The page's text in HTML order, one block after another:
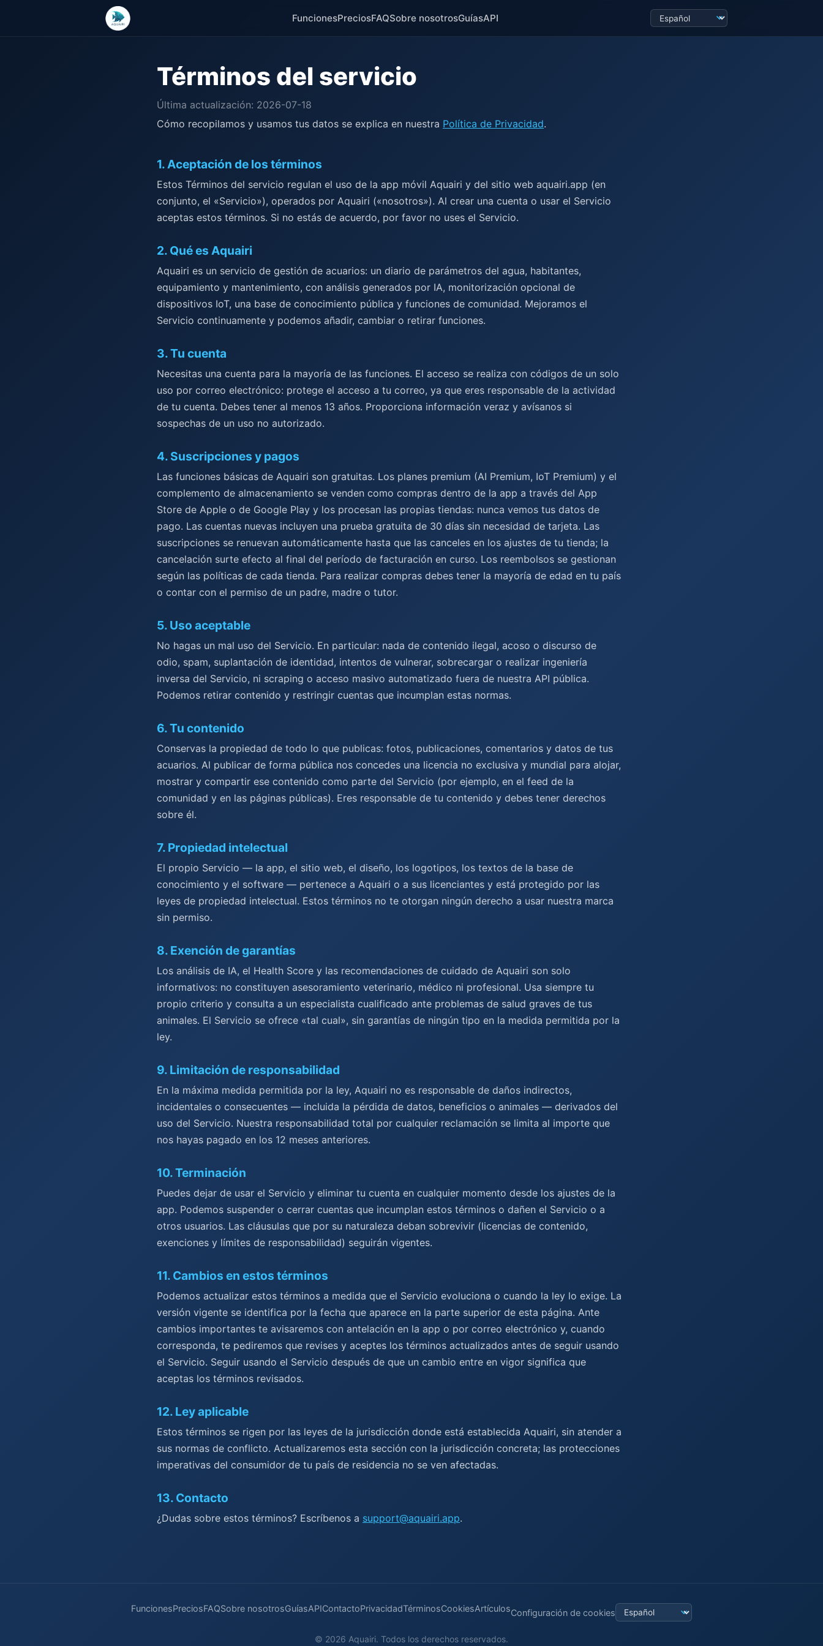
FuncionesPreciosFAQSobre nosotrosGuíasAPI
Términos del servicio
Última actualización: 2026-07-18
Cómo recopilamos y usamos tus datos se explica en nuestra Política de Privacidad.
1.Aceptación de los términos
Estos Términos del servicio regulan el uso de la app móvil Aquairi y del sitio web aquairi.app (en
conjunto, el «Servicio»), operados por Aquairi («nosotros»). Al crear una cuenta o usar el Servicio
aceptas estos términos. Si no estás de acuerdo, por favor no uses el Servicio.
2. Qué es Aquairi
Aquairi es un servicio de gestión de acuarios: un diario de parámetros del agua, habitantes,
equipamiento y mantenimiento, con análisis generados por IA, monitorización opcional de
dispositivos IoT, una base de conocimiento pública y funciones de comunidad. Mejoramos el
Servicio continuamente y podemos añadir, cambiar o retirar funciones.
3.Tu cuenta
Necesitas una cuenta para la mayoría de las funciones. El acceso se realiza con códigos de un solo
uso por correo electrónico: protege el acceso a tu correo, ya que eres responsable de la actividad
de tu cuenta. Debes tener al menos 13 años. Proporciona información veraz y avísanos si
sospechas de un uso no autorizado.
4. Suscripciones y pagos
Las funciones básicas de Aquairi son gratuitas. Los planes premium (AI Premium, IoT Premium) y el
complemento de almacenamiento se venden como compras dentro de la app a través del App
Store de Apple o de Google Play y los procesan las propias tiendas: nunca vemos tus datos de
pago. Las cuentas nuevas incluyen una prueba gratuita de 30 días sin necesidad de tarjeta. Las
suscripciones se renuevan automáticamente hasta que las canceles en los ajustes de tu tienda; la
cancelación surte efecto al final del período de facturación en curso. Los reembolsos se gestionan
según las políticas de cada tienda. Para realizar compras debes tener la mayoría de edad en tu país
o contar con el permiso de un padre, madre o tutor.
5. Uso aceptable
No hagas un mal uso del Servicio. En particular: nada de contenido ilegal, acoso o discurso de
odio, spam, suplantación de identidad, intentos de vulnerar, sobrecargar o realizar ingeniería
inversa del Servicio, ni scraping o acceso masivo automatizado fuera de nuestra API pública.
Podemos retirar contenido y restringir cuentas que incumplan estas normas.
6.Tu contenido
Conservas la propiedad de todo lo que publicas: fotos, publicaciones, comentarios y datos de tus
acuarios. Al publicar de forma pública nos concedes una licencia no exclusiva y mundial para alojar,
mostrar y compartir ese contenido como parte del Servicio (por ejemplo, en el feed de la
comunidad y en las páginas públicas). Eres responsable de tu contenido y debes tener derechos
sobre él.
7. Propiedad intelectual
El propio Servicio — la app, el sitio web, el diseño, los logotipos, los textos de la base de
conocimiento y el software — pertenece a Aquairi o a sus licenciantes y está protegido por las
leyes de propiedad intelectual. Estos términos no te otorgan ningún derecho a usar nuestra marca
sin permiso.
8. Exención de garantías
Los análisis de IA, el Health Score y las recomendaciones de cuidado de Aquairi son solo
informativos: no constituyen asesoramiento veterinario, médico ni profesional. Usa siempre tu
propio criterio y consulta a un especialista cualificado ante problemas de salud graves de tus
animales. El Servicio se ofrece «tal cual», sin garantías de ningún tipo en la medida permitida por la
ley.
9. Limitación de responsabilidad
En la máxima medida permitida por la ley, Aquairi no es responsable de daños indirectos,
incidentales o consecuentes — incluida la pérdida de datos, beneficios o animales — derivados del
uso del Servicio. Nuestra responsabilidad total por cualquier reclamación se limita al importe que
nos hayas pagado en los 12 meses anteriores.
10.Terminación
Puedes dejar de usar el Servicio y eliminar tu cuenta en cualquier momento desde los ajustes de la
app. Podemos suspender o cerrar cuentas que incumplan estos términos o dañen el Servicio o a
otros usuarios. Las cláusulas que por su naturaleza deban sobrevivir (licencias de contenido,
exenciones y límites de responsabilidad) seguirán vigentes.
11. Cambios en estos términos
Podemos actualizar estos términos a medida que el Servicio evoluciona o cuando la ley lo exige. La
versión vigente se identifica por la fecha que aparece en la parte superior de esta página. Ante
cambios importantes te avisaremos con antelación en la app o por correo electrónico y, cuando
corresponda, te pediremos que revises y aceptes los términos actualizados antes de seguir usando
el Servicio. Seguir usando el Servicio después de que un cambio entre en vigor significa que
aceptas los términos revisados.
12. Ley aplicable
Estos términos se rigen por las leyes de la jurisdicción donde está establecida Aquairi, sin atender a
sus normas de conflicto. Actualizaremos esta sección con la jurisdicción concreta; las protecciones
imperativas del consumidor de tu país de residencia no se ven afectadas.
13. Contacto
¿Dudas sobre estos términos? Escríbenos a support@aquairi.app.
FuncionesPreciosFAQSobre nosotrosGuíasAPIContactoPrivacidadTérminosCookiesArtículosConfiguración de cookies
© 2026 Aquairi. Todos los derechos reservados.